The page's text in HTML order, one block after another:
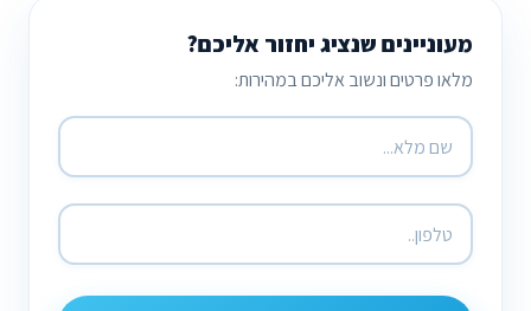
מעוניינים שנציג יחזור אליכם?
מלאו פרטים ונשוב אליכם במהירות: